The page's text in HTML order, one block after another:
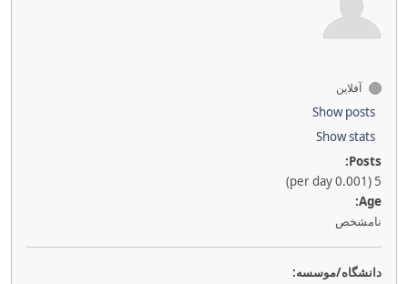
آفلاین
Show posts
Show stats
Posts:
5 (0.001 per day)
Age:
نامشخص
دانشگاه/موسسه: